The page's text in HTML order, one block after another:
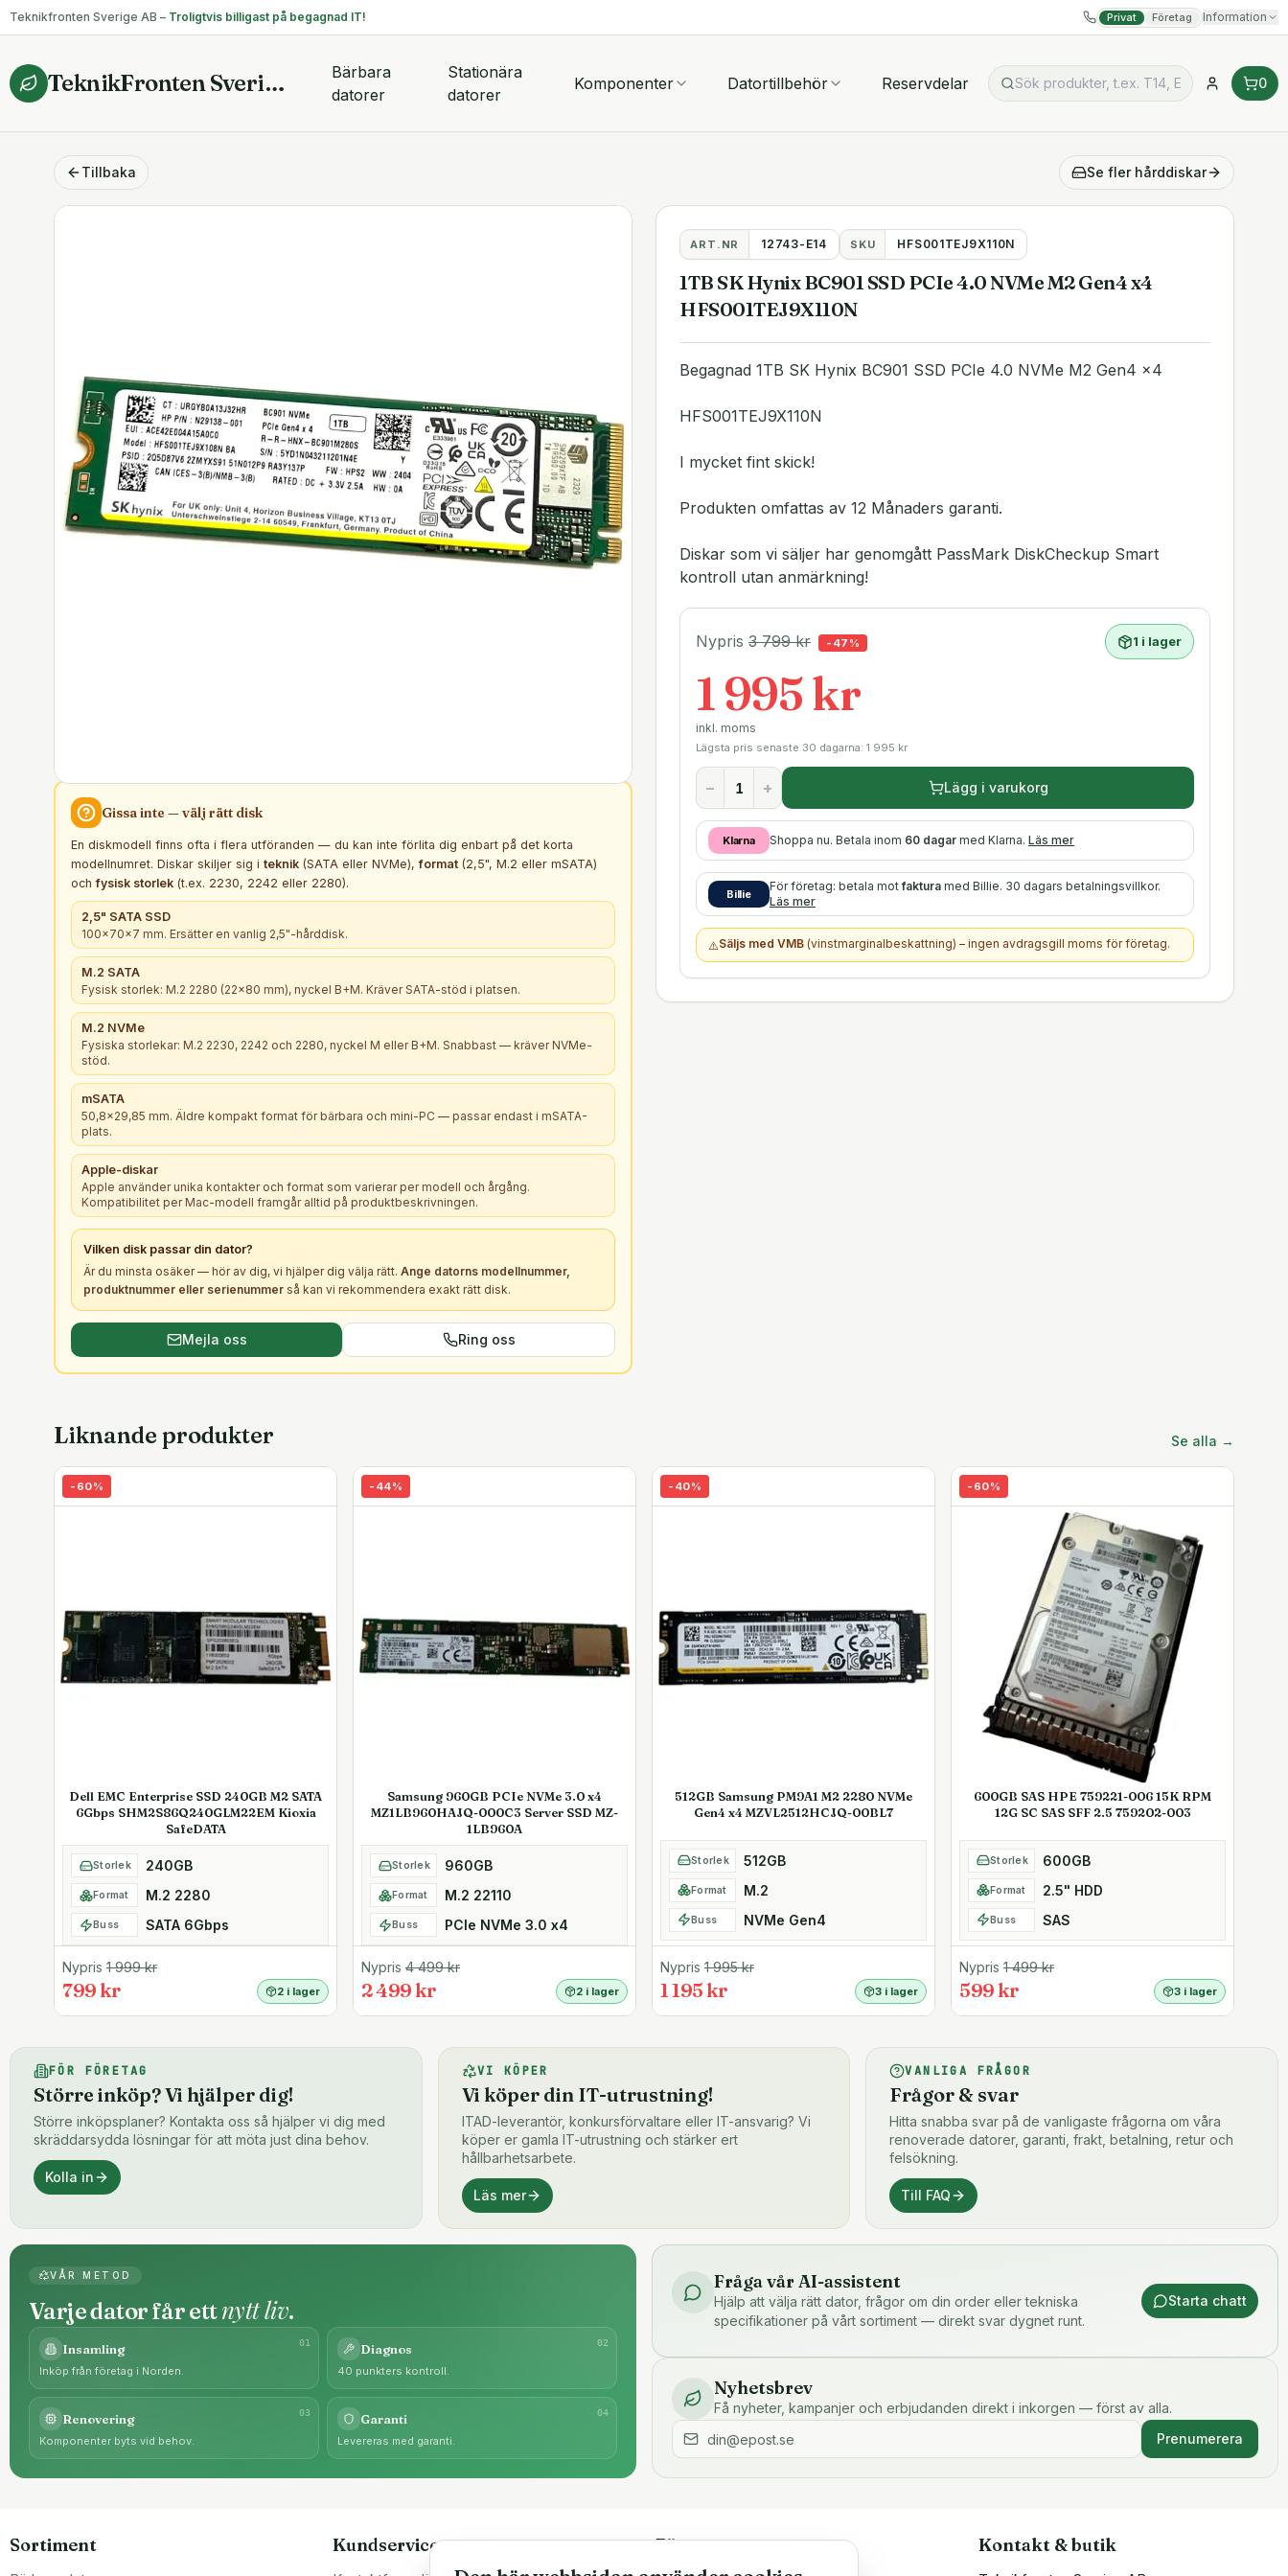
Teknikfronten Sverige AB – Troligtvis billigast på begagnad IT! Privat Företag Information
TeknikFronten Sverige AB
Bärbara
datorer
Stationära
datorer
Komponenter Datortillbehör Reservdelar 0
Tillbaka Se fler hårddiskar
Gissa inte — välj rätt disk
En diskmodell finns ofta i flera utföranden — du kan inte förlita dig enbart på det korta
modellnumret. Diskar skiljer sig i teknik (SATA eller NVMe),format (2,5", M.2 eller mSATA)
ochfysisk storlek (t.ex. 2230, 2242 eller 2280).
2,5" SATA SSD
100×70×7 mm. Ersätter en vanlig 2,5"-hårddisk.
M.2 SATA
Fysisk storlek: M.2 2280 (22×80 mm), nyckel B+M. Kräver SATA-stöd i platsen.
M.2 NVMe
Fysiska storlekar: M.2 2230, 2242 och 2280, nyckel M eller B+M. Snabbast — kräver NVMe-
stöd.
mSATA
50,8×29,85 mm. Äldre kompakt format för bärbara och mini-PC — passar endast i mSATA-
plats.
Apple-diskar
Apple använder unika kontakter och format som varierar per modell och årgång.
Kompatibilitet per Mac-modell framgår alltid på produktbeskrivningen.
Vilken disk passar din dator?
Är du minsta osäker — hör av dig, vi hjälper dig välja rätt. Ange datorns modellnummer,
produktnummer eller serienummer så kan vi rekommendera exakt rätt disk.
Mejla oss Ring oss
ART.NR 12743-E14 SKU HFS001TEJ9X110N
1TB SK Hynix BC901 SSD PCIe 4.0 NVMe M2 Gen4 x4
HFS001TEJ9X110N
Begagnad 1TB SK Hynix BC901 SSD PCIe 4.0 NVMe M2 Gen4 x4
HFS001TEJ9X110N
I mycket fint skick!
Produkten omfattas av 12 Månaders garanti.
Diskar som vi säljer har genomgått PassMark DiskCheckup Smart
kontroll utan anmärkning!
Nypris 3 799kr - 47 % 1 i lager
1 995 kr
inkl. moms
Lägsta pris senaste 30 dagarna: 1 995 kr
− + Lägg i varukorg
Klarna Shoppa nu. Betala inom 60 dagar med Klarna. Läs mer
Billie
För företag: betala motfaktura med Billie. 30 dagars betalningsvillkor.
Läs mer
⚠️Säljs med VMB (vinstmarginalbeskattning) – ingen avdragsgill moms för företag.
Liknande produkter Se alla →
- 60%
Dell EMC Enterprise SSD 240GB M2 SATA
6Gbps SHM2S86Q240GLM22EM Kioxia
SafeDATA
Storlek 240GB
Format M.2 2280
Buss SATA 6Gbps
Nypris 1 999kr
799 kr 2 i lager
- 44%
Samsung 960GB PCIe NVMe 3.0 x4
MZ1LB960HAJQ-000C3 Server SSD MZ-
1LB960A
Storlek 960GB
Format M.2 22110
Buss PCIe NVMe 3.0 x4
Nypris 4 499kr
2 499 kr 2 i lager
- 40%
512GB Samsung PM9A1 M2 2280 NVMe
Gen4 x4 MZVL2512HCJQ-00BL7
Storlek 512GB
Format M.2
Buss NVMe Gen4
Nypris 1 995kr
1 195 kr 3 i lager
- 60%
600GB SAS HPE 759221-006 15K RPM
12G SC SAS SFF 2.5 759202-003
Storlek 600GB
Format 2.5" HDD
Buss SAS
Nypris 1 499kr
599 kr 3 i lager
FÖR FÖRETAG
Större inköp? Vi hjälper dig!
Större inköpsplaner? Kontakta oss så hjälper vi dig med
skräddarsydda lösningar för att möta just dina behov.
Kolla in
VI KÖPER
Vi köper din IT-utrustning!
ITAD-leverantör, konkursförvaltare eller IT-ansvarig? Vi
köper er gamla IT-utrustning och stärker ert
hållbarhetsarbete.
Läs mer
VANLIGA FRÅGOR
Frågor & svar
Hitta snabba svar på de vanligaste frågorna om våra
renoverade datorer, garanti, frakt, betalning, retur och
felsökning.
Till FAQ
VÅR METOD
Varje dator får ettnytt liv.
01
Insamling
Inköp från företag i Norden.
02
Diagnos
40 punkters kontroll.
03
Renovering
Komponenter byts vid behov.
04
Garanti
Levereras med garanti.
Fråga vår AI-assistent
Hjälp att välja rätt dator, frågor om din order eller tekniska
specifikationer på vårt sortiment — direkt svar dygnet runt.
Starta chatt
Nyhetsbrev
Få nyheter, kampanjer och erbjudanden direkt i inkorgen — först av alla.
Prenumerera
Sortiment Kundservice Företaget Kontakt & butik